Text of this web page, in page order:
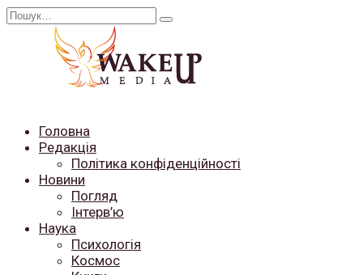
Перейти
Search
Головна
Редакція
Політика конфіденційності
Новини
Погляд
Інтерв’ю
Наука
Психологія
Космос